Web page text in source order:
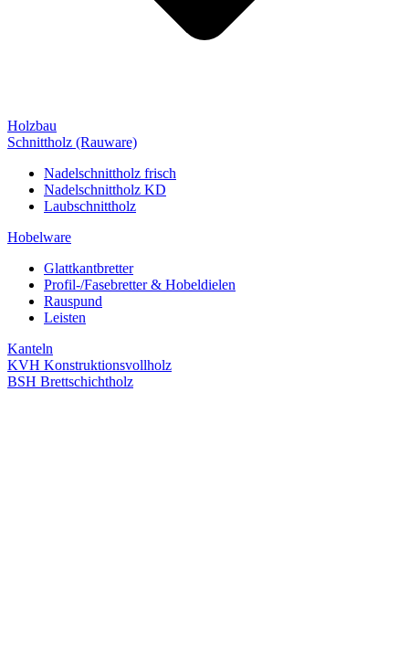
Holzbau
Schnittholz (Rauware)
Nadelschnittholz frisch
Nadelschnittholz KD
Laubschnittholz
Hobelware
Glattkantbretter
Profil-/Fasebretter & Hobeldielen
Rauspund
Leisten
Kanteln
KVH Konstruktionsvollholz
BSH Brettschichtholz